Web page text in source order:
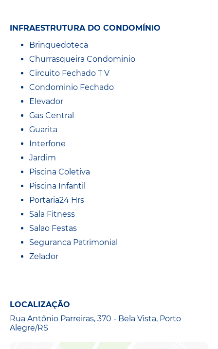
INFRAESTRUTURA DO CONDOMÍNIO
Brinquedoteca
Churrasqueira Condominio
Circuito Fechado T V
Condominio Fechado
Elevador
Gas Central
Guarita
Interfone
Jardim
Piscina Coletiva
Piscina Infantil
Portaria24 Hrs
Sala Fitness
Salao Festas
Seguranca Patrimonial
Zelador
LOCALIZAÇÃO
Rua Antônio Parreiras, 370 - Bela Vista, Porto
Alegre/RS